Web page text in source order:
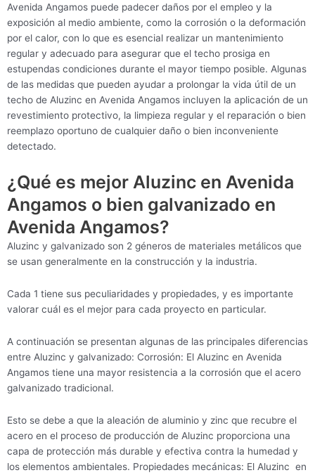
Avenida Angamos puede padecer daños por el empleo y la
exposición al medio ambiente, como la corrosión o la deformación
por el calor, con lo que es esencial realizar un mantenimiento
regular y adecuado para asegurar que el techo prosiga en
estupendas condiciones durante el mayor tiempo posible. Algunas
de las medidas que pueden ayudar a prolongar la vida útil de un
techo de Aluzinc en Avenida Angamos incluyen la aplicación de un
revestimiento protectivo, la limpieza regular y el reparación o bien
reemplazo oportuno de cualquier daño o bien inconveniente
detectado.
¿Qué es mejor Aluzinc en Avenida
Angamos o bien galvanizado en
Avenida Angamos?
Aluzinc y galvanizado son 2 géneros de materiales metálicos que
se usan generalmente en la construcción y la industria.
Cada 1 tiene sus peculiaridades y propiedades, y es importante
valorar cuál es el mejor para cada proyecto en particular.
A continuación se presentan algunas de las principales diferencias
entre Aluzinc y galvanizado: Corrosión: El Aluzinc en Avenida
Angamos tiene una mayor resistencia a la corrosión que el acero
galvanizado tradicional.
Esto se debe a que la aleación de aluminio y zinc que recubre el
acero en el proceso de producción de Aluzinc proporciona una
capa de protección más durable y efectiva contra la humedad y
los elementos ambientales. Propiedades mecánicas: El Aluzinc en